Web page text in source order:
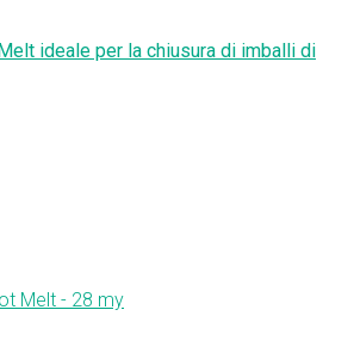
ideale per la chiusura di imballi di
Melt - 28 my